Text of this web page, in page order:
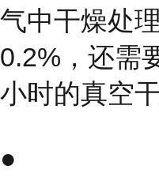
气中干燥处
0.2%，还需
小时的真空干
●